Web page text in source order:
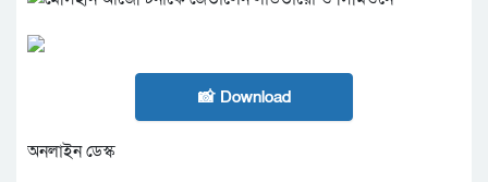
📸 Download
অনলাইন ডেস্ক